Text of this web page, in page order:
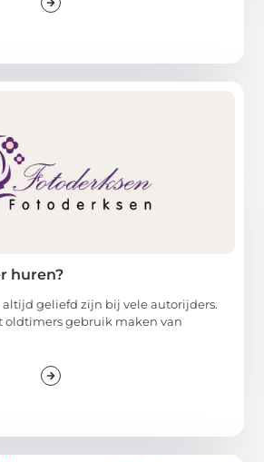
huren?
geliefd zijn bij vele autorijders.
oldtimers gebruik maken van